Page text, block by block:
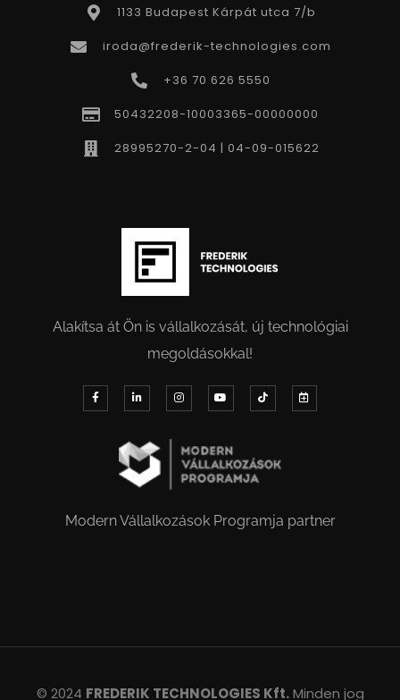
1133 Budapest Kárpát utca 7/b
iroda@frederik-technologies.com
+36 70 626 5550
50432208-10003365-00000000
28995270-2-04 | 04-09-015622
Alakítsa át Ön is vállalkozását, új technológiai
megoldásokkal!
Modern Vállalkozások Programja partner
© 2024 FREDERIK TECHNOLOGIES Kft.Minden jog